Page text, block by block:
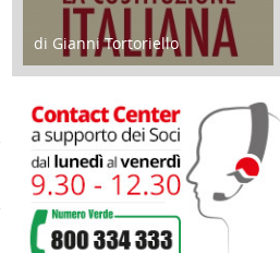
di Gianni Tortoriello
17 Marzo 2018